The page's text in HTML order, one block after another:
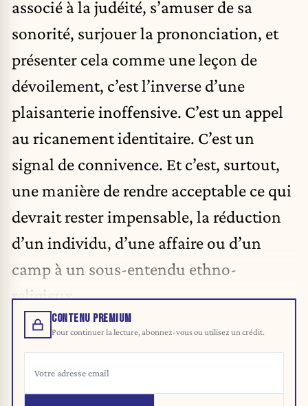
associé à la judéité, s’amuser de sa
sonorité, surjouer la prononciation, et
présenter cela comme une leçon de
dévoilement, c’est l’inverse d’une
plaisanterie inoffensive. C’est un appel
au ricanement identitaire. C’est un
signal de connivence. Et c’est, surtout,
une manière de rendre acceptable ce qui
devrait rester impensable, la réduction
d’un individu, d’une affaire ou d’un
camp à un sous-entendu ethno-
religieux.
CONTENU PREMIUM
Pour continuer la lecture, abonnez-vous ou utilisez un crédit.